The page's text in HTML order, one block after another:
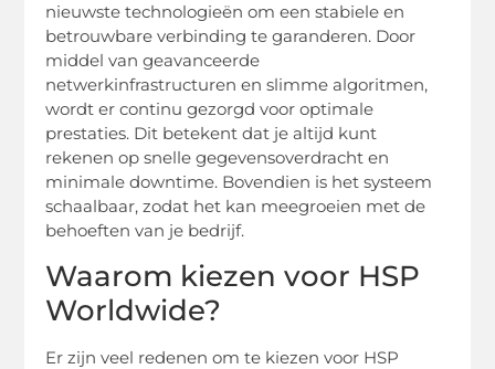
nieuwste technologieën om een stabiele en
betrouwbare verbinding te garanderen. Door
middel van geavanceerde
netwerkinfrastructuren en slimme algoritmen,
wordt er continu gezorgd voor optimale
prestaties. Dit betekent dat je altijd kunt
rekenen op snelle gegevensoverdracht en
minimale downtime. Bovendien is het systeem
schaalbaar, zodat het kan meegroeien met de
behoeften van je bedrijf.
Waarom kiezen voor HSP
Worldwide?
Er zijn veel redenen om te kiezen voor HSP